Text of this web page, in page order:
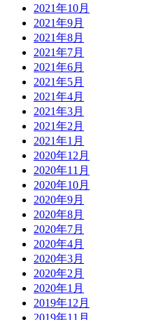
2021年10月
2021年9月
2021年8月
2021年7月
2021年6月
2021年5月
2021年4月
2021年3月
2021年2月
2021年1月
2020年12月
2020年11月
2020年10月
2020年9月
2020年8月
2020年7月
2020年4月
2020年3月
2020年2月
2020年1月
2019年12月
2019年11月